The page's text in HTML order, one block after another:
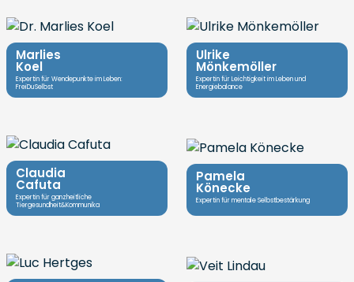
Marlies
Koel
Expertin für Wendepunkte im Leben:
FreiDuSelbst
Ulrike
Mönkemöller
Expertin für Leichtigkeit im Leben und
Energiebalance
Claudia
Cafuta
Expertin für ganzheitliche
Tiergesundheit&Kommunika
Pamela
Könecke
Expertin für mentale Selbstbestärkung